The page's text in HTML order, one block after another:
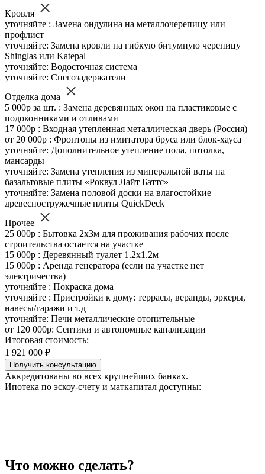
Кровля
уточняйте : Замена ондулина на металлочерепицу или
профлист
уточняйте: Замена кровли на гибкую битумную черепицу
Shinglas или Katepal
уточняйте: Водосточная система
уточняйте: Снегозадержатели
Отделка дома
5 000р за шт. : Замена деревянных окон на пластиковые с
подоконниками и отливами
17 000р : Входная утепленная металлическая дверь (Россия)
от 20 000р : Фронтоны из имитатора бруса или блок-хауса
уточняйте: Дополнительное утепление пола, потолка,
мансарды
уточняйте: Замена утепления из минеральной ваты на
базальтовые плиты «Роквул Лайт Баттс»
уточняйте: Замена половой доски на влагостойкие
древесностружечные плиты QuickDeck
Прочее
25 000р : Бытовка 2х3м для проживания рабочих после
строительства остается на участке
15 000р : Деревянный туалет 1.2х1.2м
15 000р : Аренда генератора (если на участке нет
электричества)
уточняйте : Покраска дома
уточняйте : Пристройки к дому: террасы, веранды, эркеры,
навесы/гаражи и т.д
уточняйте: Печи металлические отопительные
от 120 000р: Септики и автономные канализации
Итоговая стоимость:
1 921 000 ₽
Получить консультацию
Аккредитованы во всех крупнейших банках.
Ипотека по эскоу-счету и маткапитал доступны:
Что можно сделать?